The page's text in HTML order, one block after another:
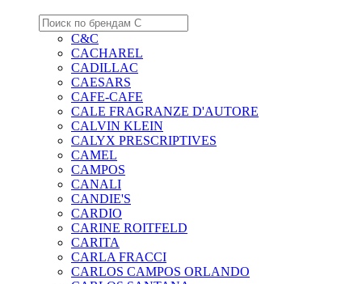
C&C
CACHAREL
CADILLAC
CAESARS
CAFE-CAFE
CALE FRAGRANZE D'AUTORE
CALVIN KLEIN
CALYX PRESCRIPTIVES
CAMEL
CAMPOS
CANALI
CANDIE'S
CARDIO
CARINE ROITFELD
CARITA
CARLA FRACCI
CARLOS CAMPOS ORLANDO